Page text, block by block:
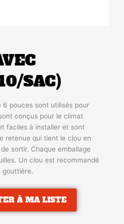
SAC)
6 pouces sont utilisés pour
conçus pour le climat
faciles à installer et sont
retenue qui tient le clou en
sortir. Chaque emballage
Un clou est recommandé
gouttière.
À MA LISTE